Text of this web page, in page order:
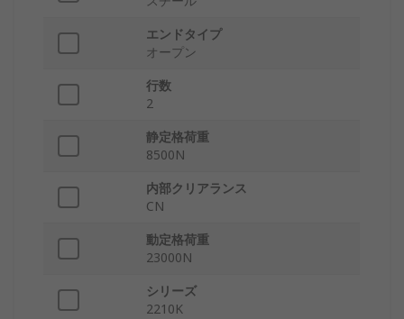
エンドタイプ
オープン
行数
2
静定格荷重
8500N
内部クリアランス
CN
動定格荷重
23000N
シリーズ
2210K